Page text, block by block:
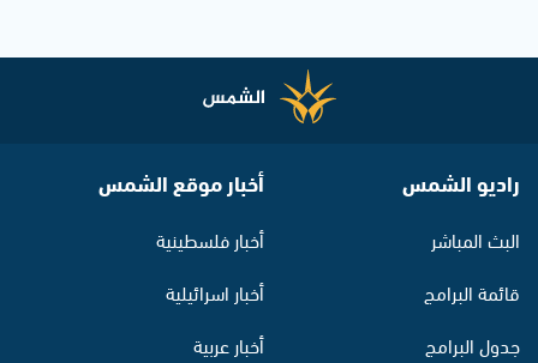
راديو الشمس
البث المباشر
قائمة البرامج
جدول البرامج
أخبار موقع الشمس
أخبار فلسطينية
أخبار اسرائيلية
أخبار عربية